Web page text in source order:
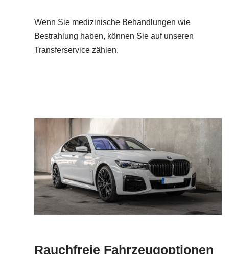
Wenn Sie medizinische Behandlungen wie
Bestrahlung haben, können Sie auf unseren
Transferservice zählen.
Rauchfreie Fahrzeugoptionen